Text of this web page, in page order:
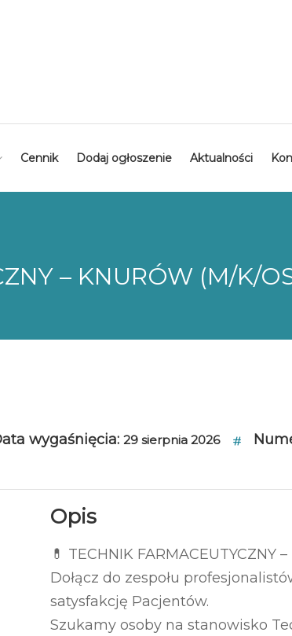
Cennik Dodaj ogłoszenie Aktualności
– KNURÓW (M/K/
wygaśnięcia: 29 sierpnia 2026
Opis
💊 TECHNIK FARMACEUTYCZNY
Dołącz do zespołu
satysfakcję Pacjentów.
Szukamy osoby na stanowisko